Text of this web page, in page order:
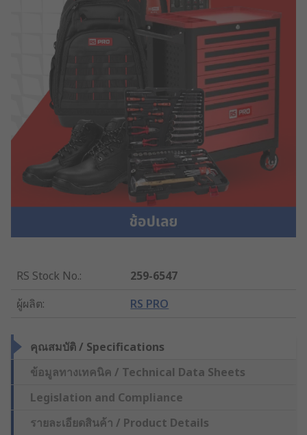
RS Stock No.:
259-6547
ผู้ผลิต: RS PRO
คุณสมบัติ / Specifications
ข้อมูลทางเทคนิค / Technical Data Sheets
Legislation and Compliance
รายละเอียดสินค้า / Product Details